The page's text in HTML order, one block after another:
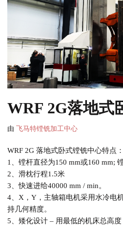
WRF 2G落地式
由 飞马特镗铣加工中心
WRF 2G 落地式卧式镗铣中心特点：
1、镗杆直径为150 mm或160 mm;
2、滑枕行程1.5米
3、快速进给40000 mm / min。
4、X，Y，主轴箱电机采用水冷电
持几何精度。
5、矮化设计 – 用最低的机床总高度